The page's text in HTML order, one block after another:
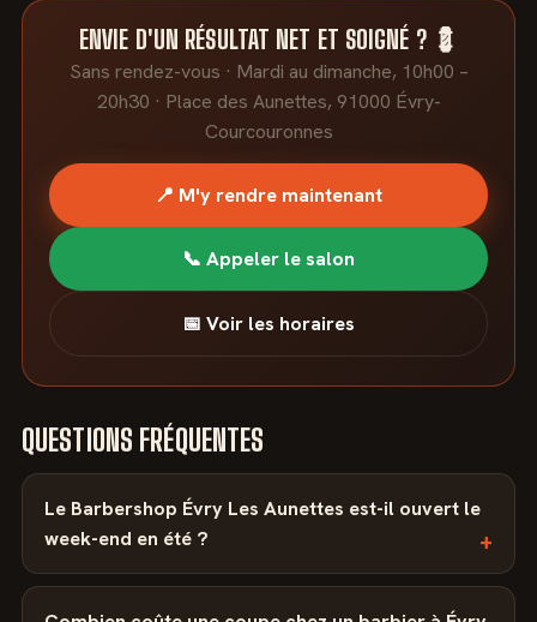
ENVIE D'UN RÉSULTAT NET ET SOIGNÉ ? 💈
Sans rendez-vous · Mardi au dimanche, 10h00 –
20h30 · Place des Aunettes, 91000 Évry-
Courcouronnes
📍 M'y rendre maintenant
📞 Appeler le salon
📅 Voir les horaires
QUESTIONS FRÉQUENTES
Le Barbershop Évry Les Aunettes est-il ouvert le
week-end en été ?